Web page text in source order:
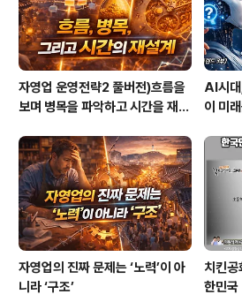
자영업 운영전략2 풀버전)흐름을
보며 병목을 파악하고 시간을 재설
AI시
이 미
자영업의 진짜 문제는 ‘노력’이 아
니라 ‘구조’
치킨공
한민국